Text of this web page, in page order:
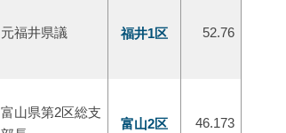
元福井県議 福井1区 52.76
富山県第2区総支
富山2区 46.173